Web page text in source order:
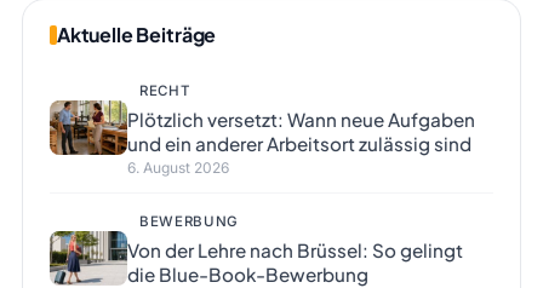
Aktuelle Beiträge
RECHT
Plötzlich versetzt: Wann neue Aufgaben
und ein anderer Arbeitsort zulässig sind
6. August 2026
BEWERBUNG
Von der Lehre nach Brüssel: So gelingt
die Blue-Book-Bewerbung